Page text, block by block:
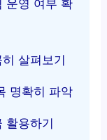
운영 여부 확
살펴보기
명확히 파악
활용하기